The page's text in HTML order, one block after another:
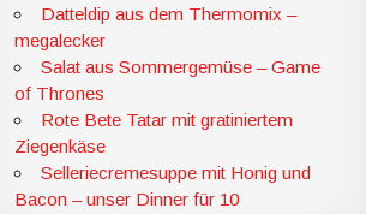
Datteldip aus dem Thermomix –
megalecker
Salat aus Sommergemüse – Game
of Thrones
Rote Bete Tatar mit gratiniertem
Ziegenkäse
Selleriecremesuppe mit Honig und
Bacon – unser Dinner für 10